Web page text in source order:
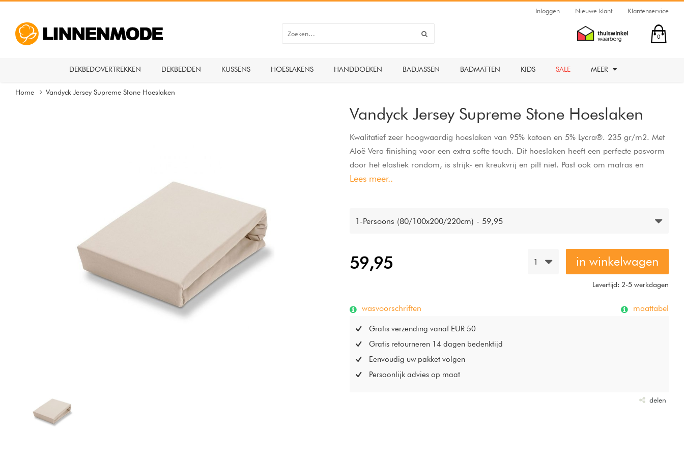
Inloggen Nieuwe klant Klantenservice
0
DEKBEDOVERTREKKEN DEKBEDDEN KUSSENS HOESLAKENS HANDDOEKEN BADJASSEN BADMATTEN KIDS SALE MEER
Home Vandyck Jersey Supreme Stone Hoeslaken
Vandyck Jersey Supreme Stone Hoeslaken
Kwalitatief zeer hoogwaardig hoeslaken van 95% katoen en 5% Lycra®. 235 gr/m2. Met
Aloë Vera finishing voor een extra softe touch. Dit hoeslaken heeft een perfecte pasvorm
door het elastiek rondom, is strijk- en kreukvrij en pilt niet. Past ook om matras en
topper samen, tot een hoekhoogte van 30 cm.
Lees meer..
1-Persoons (80/100x200/220cm) - 59,95
59,95 1 in winkelwagen
Levertijd: 2-5 werkdagen
wasvoorschriften maattabel
Gratis verzending vanaf EUR 50
Gratis retourneren 14 dagen bedenktijd
Eenvoudig uw pakket volgen
Persoonlijk advies op maat
delen